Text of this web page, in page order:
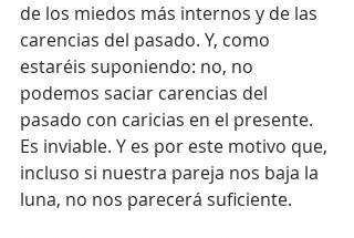
de los miedos más internos y de las
carencias del pasado. Y, como
estaréis suponiendo: no, no
podemos saciar carencias del
pasado con caricias en el presente.
Es inviable. Y es por este motivo que,
incluso si nuestra pareja nos baja la
luna, no nos parecerá suficiente.